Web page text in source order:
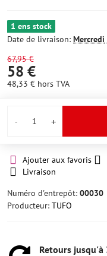
1 ens stock
Date de livraison: Mercredi
67,95 €
58 €
48,33 € hors TVA
Ajouter aux favoris
Livraison
Numéro d'entrepôt: 00030
Producteur: TUFO
Retours jusqu'à